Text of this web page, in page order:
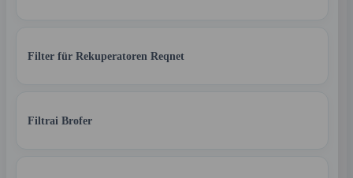
Filter für Rekuperatoren Reqnet
Filtrai Brofer